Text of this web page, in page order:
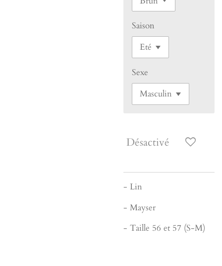
Saison
Sexe
Désactivé
- Lin
- Mayser
- Taille 56 et 57 (S-M)